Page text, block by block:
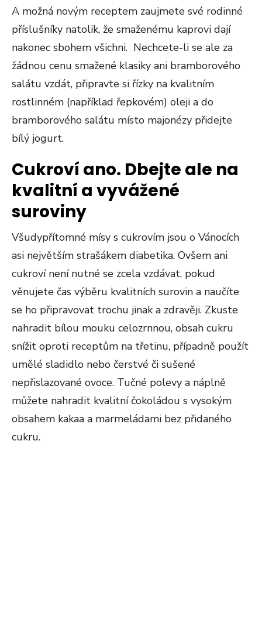
A možná novým receptem zaujmete své rodinné
příslušníky natolik, že smaženému kaprovi dají
nakonec sbohem všichni. Nechcete-li se ale za
žádnou cenu smažené klasiky ani bramborového
salátu vzdát, připravte si řízky na kvalitním
rostlinném (například řepkovém) oleji a do
bramborového salátu místo majonézy přidejte
bílý jogurt.
Cukroví ano. Dbejte ale na
kvalitní a vyvážené
suroviny
Všudypřítomné mísy s cukrovím jsou o Vánocích
asi největším strašákem diabetika. Ovšem ani
cukroví není nutné se zcela vzdávat, pokud
věnujete čas výběru kvalitních surovin a naučíte
se ho připravovat trochu jinak a zdravěji. Zkuste
nahradit bílou mouku celozrnnou, obsah cukru
snížit oproti receptům na třetinu, případně použít
umělé sladidlo nebo čerstvé či sušené
nepřislazované ovoce. Tučné polevy a náplně
můžete nahradit kvalitní čokoládou s vysokým
obsahem kakaa a marmeládami bez přidaného
cukru.